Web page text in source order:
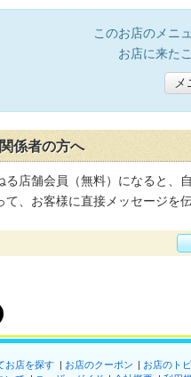
このお店のメニ
お店に来た
メ
係者の方へ
る店舗会員（無料）になると、
て、お客様に直接メッセージを
お店を探す お店のクーポン お店のト